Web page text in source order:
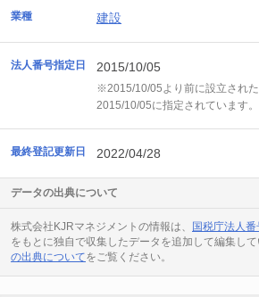
業種 建設
法人番号指定日 2015/10/05
※2015/10/05より前に設立され
2015/10/05に指定されています。
最終登記更新日 2022/04/28
データの出典について
株式会社KJRマネジメントの情報は、
国税庁法人番
をもとに独自で収集したデータを追加して編集して
の出典についてをご覧ください。